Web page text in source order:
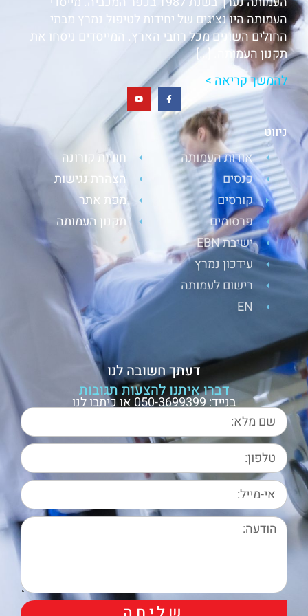
העמותה היו נציגים של יחידות לטיפול נמרץ מבתי
החולים השונים מכל רחבי הארץ. המייסדים ניסחו את
תקנון העמותה. […]
להמשך קריאה >
ניווט
אודות העמותה
כנסים
קורסים
פרסומים
ישיבת EBN
עידכון נמרץ
רישום לעמותה
EN
חוויות קורונה
הצהרת נגישות
מפת אתר
תקנון העמותה
דעתך חשובה לנו
דברו איתנו להצעות תגובות
בנייד: 050-3699399 או כיתבו לנו